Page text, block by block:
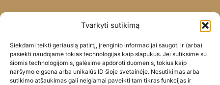
Tvarkyti sutikimą
Siekdami teikti geriausią patirtį, įrenginio informacijai saugoti ir (arba)
pasiekti naudojame tokias technologijas kaip slapukus. Jei sutiksime su
šiomis technologijomis, galėsime apdoroti duomenis, tokius kaip
naršymo elgsena arba unikalūs ID šioje svetainėje. Nesutikimas arba
sutikimo atšaukimas gali neigiamai paveikti tam tikras funkcijas ir
Didmena
Darbų portfolio
Privatumo politika